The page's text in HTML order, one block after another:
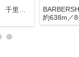
約638m／